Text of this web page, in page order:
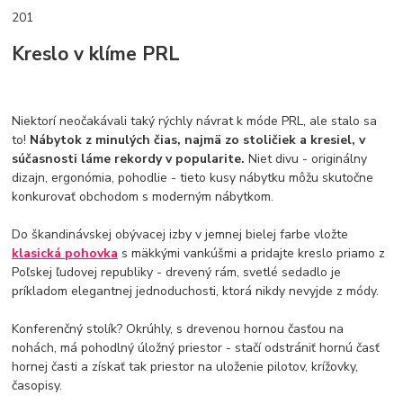
201
Kreslo v klíme PRL
Niektorí neočakávali taký rýchly návrat k móde PRL, ale stalo sa
to! Nábytok z minulých čias, najmä zo stoličiek a kresiel, v
súčasnosti láme rekordy v popularite.Niet divu - originálny
dizajn, ergonómia, pohodlie - tieto kusy nábytku môžu skutočne
konkurovať obchodom s moderným nábytkom.
Do škandinávskej obývacej izby v jemnej bielej farbe vložte
klasická pohovka s mäkkými vankúšmi a pridajte kreslo priamo z
Poľskej ľudovej republiky - drevený rám, svetlé sedadlo je
príkladom elegantnej jednoduchosti, ktorá nikdy nevyjde z módy.
Konferenčný stolík? Okrúhly, s drevenou hornou časťou na
nohách, má pohodlný úložný priestor - stačí odstrániť hornú časť
hornej časti a získať tak priestor na uloženie pilotov, krížovky,
časopisy.